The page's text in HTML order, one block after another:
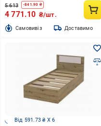
5 613 -841.90 ₴
4 771.10 ₴/шт.
Cамовивіз Доставимо
Від 591.73 ₴ X 6